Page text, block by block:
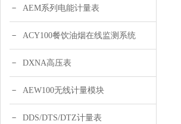
AEM系列电能计量表
ACY100餐饮油烟在线监测系统
DXNA高压表
AEW100无线计量模块
DDS/DTS/DTZ计量表